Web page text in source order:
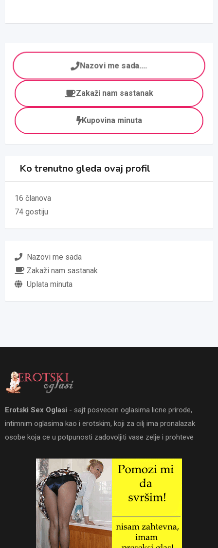
Nazovi me sada....
Zakaži nam sastanak
Kupovina minuta
Ko trenutno gleda ovaj profil
16 članova
74 gostiju
Nazovi me sada
Zakaži nam sastanak
Uplata minuta
Erotski Sex Oglasi - sajt posvecen oglasima licne prirode,
intimnim oglasima kao i erotskim, koji za cilj ima pronalazak
osobe koja ce u potpunosti zadovoljiti vase zelje i prohteve